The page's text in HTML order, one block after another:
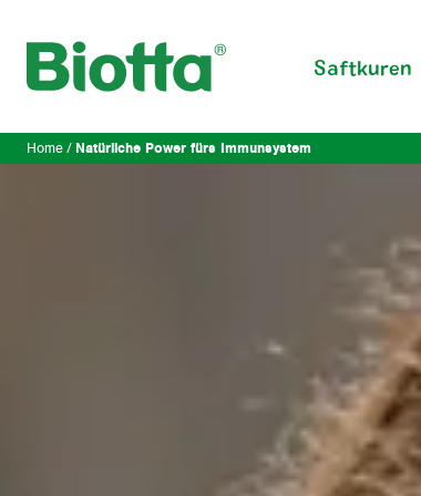
Saftkuren
Home Natürliche Power fürs Immunsystem